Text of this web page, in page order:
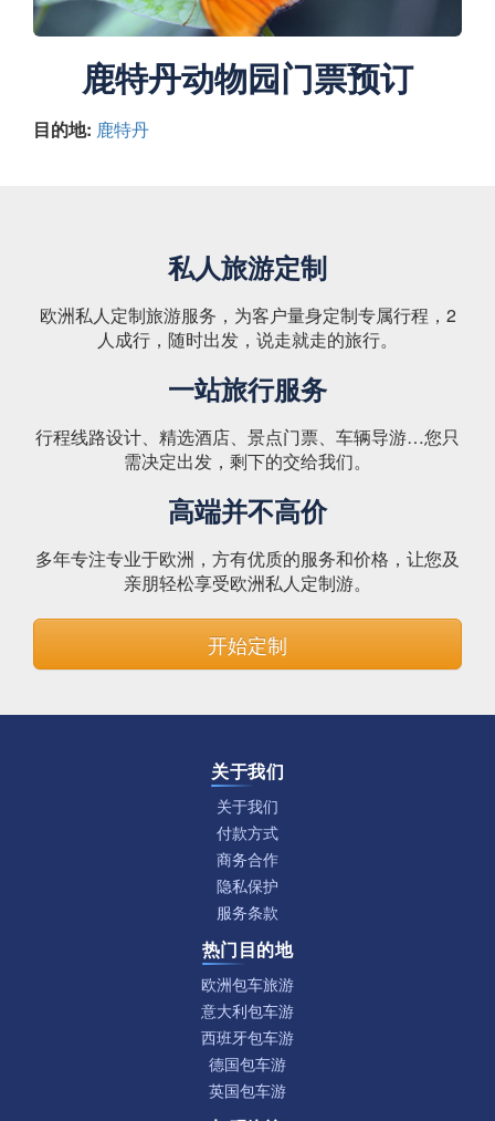
鹿特丹动物园门票预订
目的地: 鹿特丹
私人旅游定制
欧洲私人定制旅游服务，为客户量身定制专属行程，2
人成行，随时出发，说走就走的旅行。
一站旅行服务
行程线路设计、精选酒店、景点门票、车辆导游…您只
需决定出发，剩下的交给我们。
高端并不高价
多年专注专业于欧洲，方有优质的服务和价格，让您及
亲朋轻松享受欧洲私人定制游。
开始定制
关于我们
关于我们
付款方式
商务合作
隐私保护
服务条款
热门目的地
欧洲包车旅游
意大利包车游
西班牙包车游
德国包车游
英国包车游